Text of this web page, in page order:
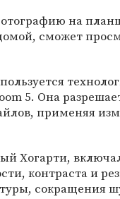
на
сможет
5. Она
применяя
Хогарти,
контраста и
сокращения